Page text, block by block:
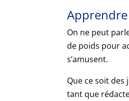
Apprendre
On ne peut
de poids pour
s’amusent.
Que ce soit
tant que